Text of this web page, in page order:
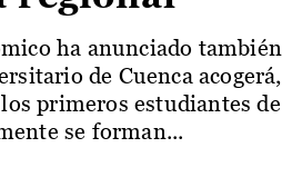
ha anunciado también
de Cuenca acogerá,
primeros estudiantes de
se forman...